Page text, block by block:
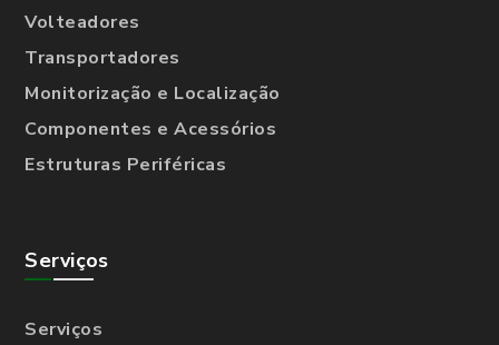
Volteadores
Transportadores
Monitorização e Localização
Componentes e Acessórios
Estruturas Periféricas
Serviços
Serviços